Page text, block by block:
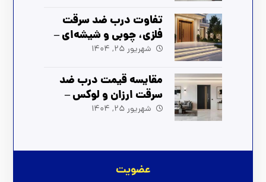
تفاوت درب ضد سرقت
فلزی، چوبی و شیشه‌ای –
راهنمای انتخاب بهترین
شهریور 25, 1404
مقایسه قیمت درب ضد
سرقت ارزان و لوکس –
بهترین انتخاب برای شما
شهریور 25, 1404
عضویت